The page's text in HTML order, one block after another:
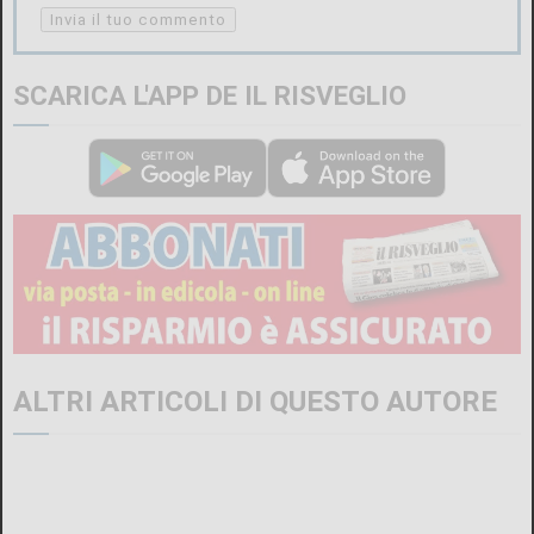
SCARICA L'APP DE IL RISVEGLIO
ALTRI ARTICOLI DI QUESTO AUTORE